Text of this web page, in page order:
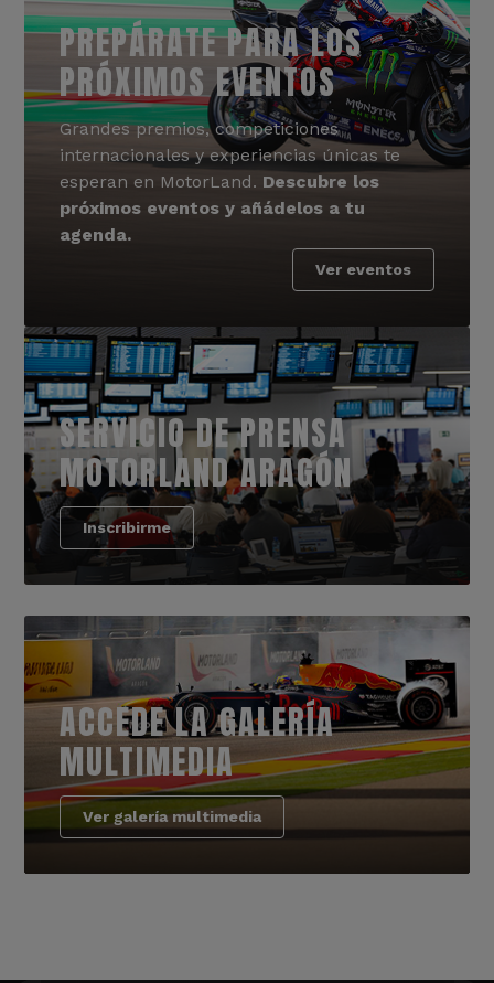
PREPÁRATE PARA LOS
PRÓXIMOS EVENTOS
Grandes premios, competiciones
internacionales y experiencias únicas te
esperan en MotorLand. Descubre los
próximos eventos y añádelos a tu
agenda.
Ver eventos
SERVICIO DE PRENSA
MOTORLAND ARAGÓN
Inscribirme
ACCEDE LA GALERÍA
MULTIMEDIA
Ver galería multimedia